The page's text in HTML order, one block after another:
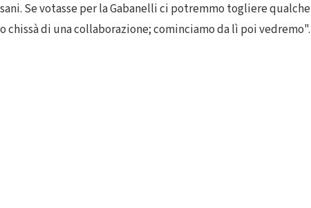
Se votasse per la Gabanelli ci potremmo togliere qualche
di una collaborazione; cominciamo da lì poi vedremo".